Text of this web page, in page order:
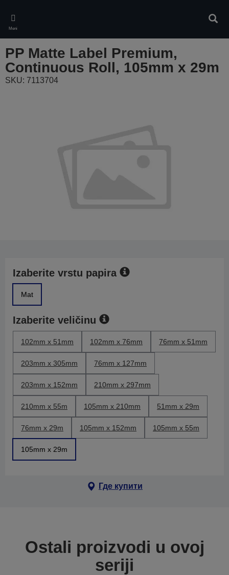
main
content
Meni
PP Matte Label Premium,
Continuous Roll, 105mm x 29m
SKU: 7113704
Izaberite vrstu papira
Mat
Izaberite veličinu
102mm x 51mm 102mm x 76mm 76mm x 51mm
203mm x 305mm 76mm x 127mm
203mm x 152mm 210mm x 297mm
210mm x 55m 105mm x 210mm 51mm x 29m
76mm x 29m 105mm x 152mm 105mm x 55m
105mm x 29m
Где купити
Ostali proizvodi u ovoj
seriji